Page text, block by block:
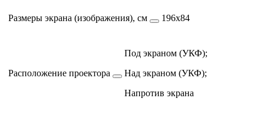
Размеры экрана (изображения), см 196х84
Расположение проектора
Под экраном (УКФ);
Над экраном (УКФ);
Напротив экрана